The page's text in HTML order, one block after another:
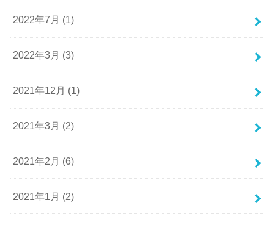
2022年7月 (1)
2022年3月 (3)
2021年12月 (1)
2021年3月 (2)
2021年2月 (6)
2021年1月 (2)